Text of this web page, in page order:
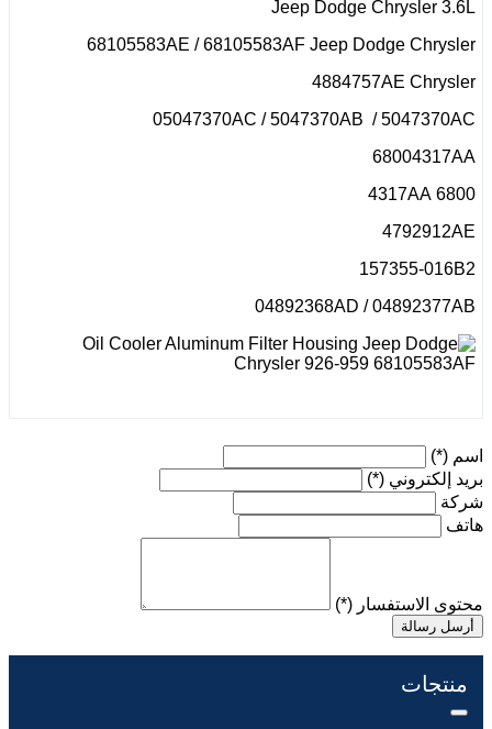
Jeep Dodge Chrysler 3.6L
68105583AE / 68105583AF Jeep Dodge Chrysler
4884757AE Chrysler
05047370AC / 5047370AB / 5047370AC
68004317AA
6800 4317AA
4792912AE
157355-016B2
04892368AD / 04892377AB
اسم (*)
بريد إلكتروني (*)
شركة
هاتف
محتوى الاستفسار (*)
أرسل رسالة
منتجات